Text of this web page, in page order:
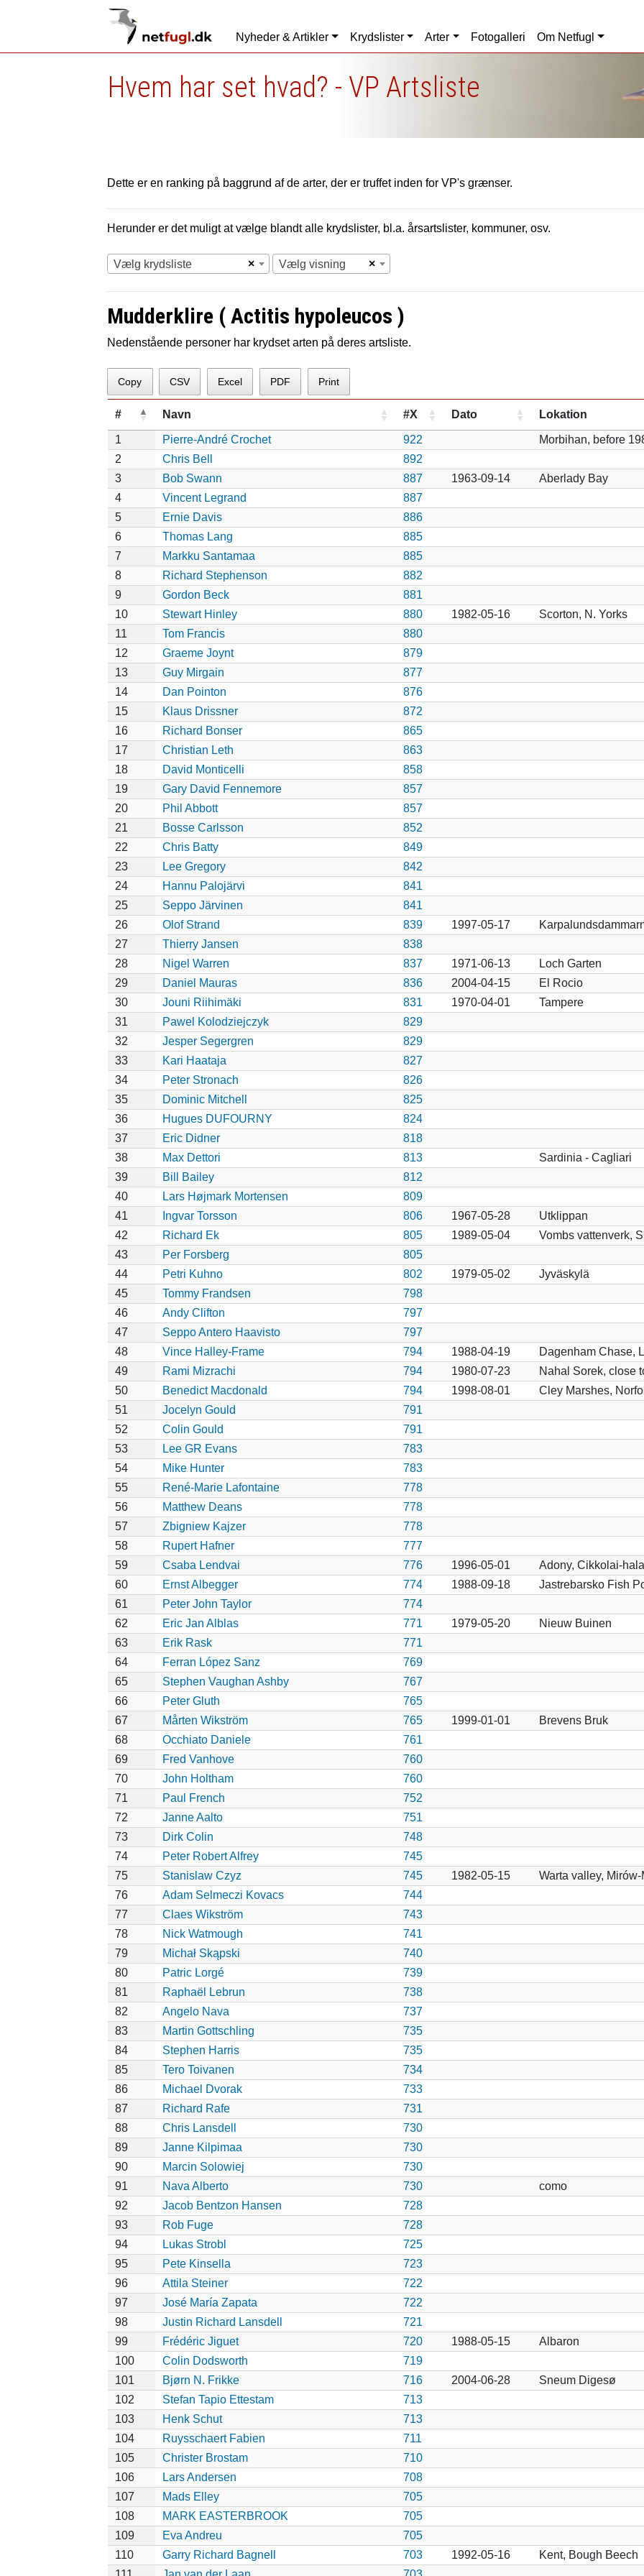
Nyheder & Artikler Krydslister Arter Fotogalleri Om Netfugl
Hvem har set hvad? - VP Artsliste
Dette er en ranking på baggrund af de arter, der er truffet inden for VP's grænser.
Herunder er det muligt at vælge blandt alle krydslister, bl.a. årsartslister, kommuner, osv.
×
Vælg krydsliste ×
Vælg visning
Mudderklire ( Actitis hypoleucos )
Nedenstående personer har krydset arten på deres artsliste.
Copy CSV Excel PDF Print
# Navn #X Dato Lokation
1 Pierre-André Crochet 922
Morbihan, before
2
Chris Bell
892
3
Bob Swann 887 1963-09-14
Aberlady Bay
4
Vincent Legrand
887
5
Ernie Davis
886
6
Thomas Lang
885
7
Markku Santamaa
885
8
Richard Stephenson
882
9
Gordon Beck
881
10
Stewart Hinley 880 1982-05-16
Scorton, N. Yorks
11
Tom Francis
880
12
Graeme Joynt
879
13
Guy Mirgain
877
14
Dan Pointon
876
15
Klaus Drissner
872
16
Richard Bonser
865
17
Christian Leth
863
18
David Monticelli
858
19
Gary David Fennemore
857
20
Phil Abbott
857
21
Bosse Carlsson
852
22
Chris Batty
849
23
Lee Gregory
842
24
Hannu Palojärvi
841
25
Seppo Järvinen
841
26
Olof Strand 839 1997-05-17
27
Thierry Jansen
838
28
Nigel Warren 837 1971-06-13
Loch Garten
29
Daniel Mauras 836 2004-04-15
El Rocio
30
Jouni Riihimäki 831 1970-04-01
Tampere
31
Pawel Kolodziejczyk
829
32
Jesper Segergren
829
33
Kari Haataja
827
34
Peter Stronach
826
35
Dominic Mitchell
825
36
Hugues DUFOURNY
824
37
Eric Didner
818
38
Max Dettori 813
Sardinia - Cagliari
39
Bill Bailey
812
40
Lars Højmark Mortensen
809
41
Ingvar Torsson 806 1967-05-28
Utklippan
42
Richard Ek 805 1989-05-04
Vombs vattenverk,
43
Per Forsberg
805
44
Petri Kuhno 802 1979-05-02
Jyväskylä
45
Tommy Frandsen
798
46
Andy Clifton
797
47
Seppo Antero Haavisto
797
48
Vince Halley-Frame 794 1988-04-19
Dagenham Chase,
49
Rami Mizrachi 794 1980-07-23
Nahal Sorek, close
50
Benedict Macdonald 794 1998-08-01
Cley Marshes,
51
Jocelyn Gould
791
52
Colin Gould
791
53
Lee GR Evans
783
54
Mike Hunter
783
55
René-Marie Lafontaine
778
56
Matthew Deans
778
57
Zbigniew Kajzer
778
58
Rupert Hafner
777
59
Csaba Lendvai 776 1996-05-01
Adony, Cikkolai-
60
Ernst Albegger 774 1988-09-18
Jastrebarsko Fish
61
Peter John Taylor
774
62
Eric Jan Alblas 771 1979-05-20
Nieuw Buinen
63
Erik Rask
771
64
Ferran López Sanz
769
65
Stephen Vaughan Ashby
767
66
Peter Gluth
765
67
Mårten Wikström 765 1999-01-01
Brevens Bruk
68
Occhiato Daniele
761
69
Fred Vanhove
760
70
John Holtham
760
71
Paul French
752
72
Janne Aalto
751
73
Dirk Colin
748
74
Peter Robert Alfrey
745
75
Stanislaw Czyz 745 1982-05-15
Warta valley, Mirów-
76
Adam Selmeczi Kovacs
744
77
Claes Wikström
743
78
Nick Watmough
741
79
Michał Skąpski
740
80
Patric Lorgé
739
81
Raphaël Lebrun
738
82
Angelo Nava
737
83
Martin Gottschling
735
84
Stephen Harris
735
85
Tero Toivanen
734
86
Michael Dvorak
733
87
Richard Rafe
731
88
Chris Lansdell
730
89
Janne Kilpimaa
730
90
Marcin Solowiej
730
91
Nava Alberto 730
como
92
Jacob Bentzon Hansen
728
93
Rob Fuge
728
94
Lukas Strobl
725
95
Pete Kinsella
723
96
Attila Steiner
722
97
José María Zapata
722
98
Justin Richard Lansdell
721
99
Frédéric Jiguet 720 1988-05-15
Albaron
100
Colin Dodsworth
719
101
Bjørn N. Frikke 716 2004-06-28
Sneum Digesø
102
Stefan Tapio Ettestam
713
103
Henk Schut
713
104
Ruysschaert Fabien
711
105
Christer Brostam
710
106
Lars Andersen
708
107
Mads Elley
705
108
MARK EASTERBROOK
705
109
Eva Andreu
705
110
Garry Richard Bagnell 703 1992-05-16
Kent, Bough Beech